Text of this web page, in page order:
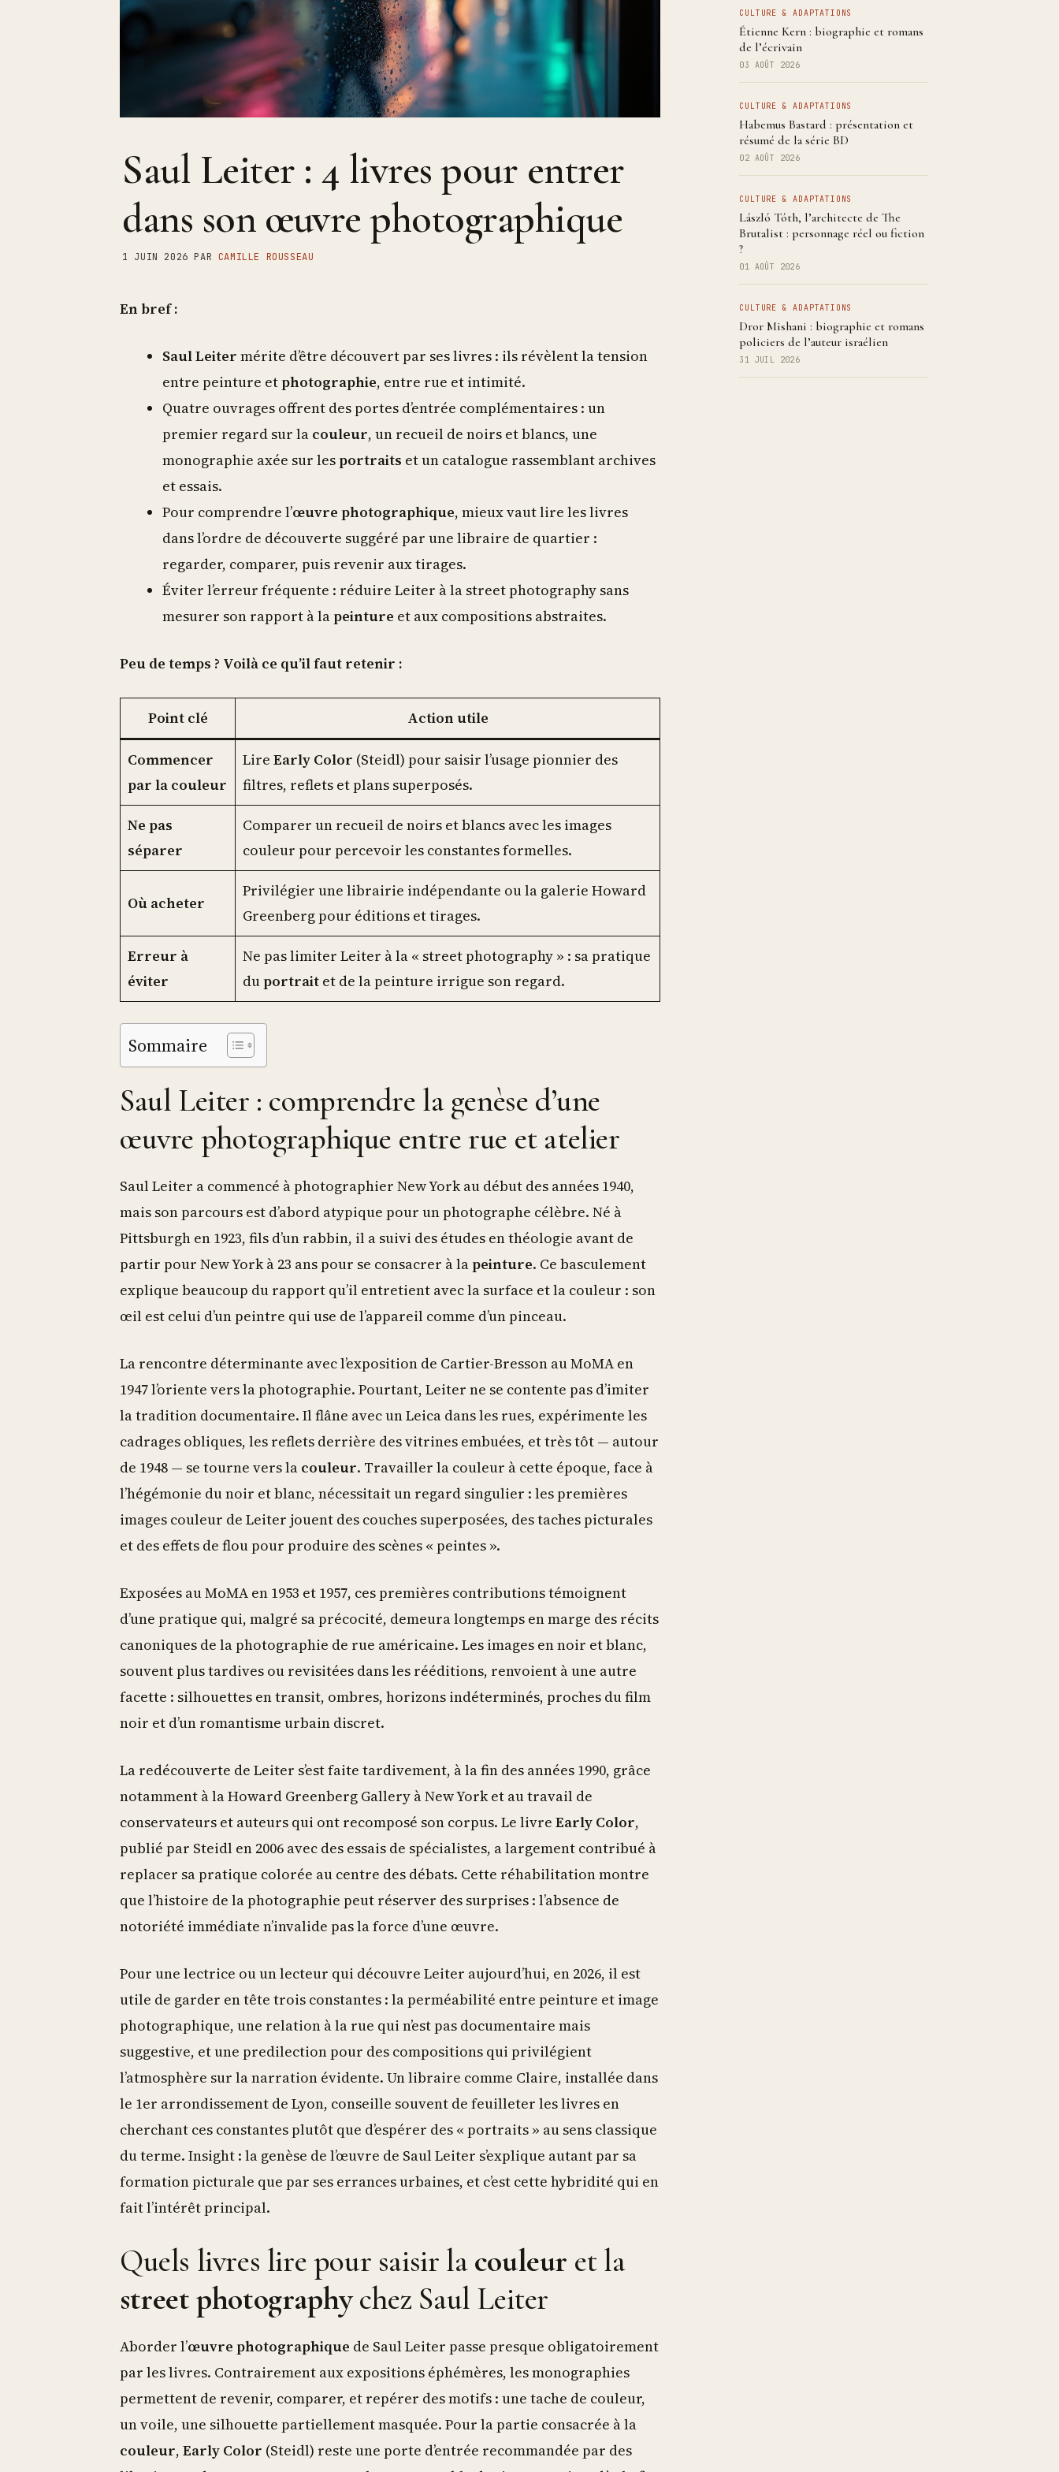
Saul Leiter : 4 livres pour entrer
dans son œuvre photographique
1 JUIN 2026 PAR CAMILLE ROUSSEAU
En bref :
Saul Leiter mérite d’être découvert par ses livres : ils révèlent la tension
entre peinture etphotographie, entre rue et intimité.
Quatre ouvrages offrent des portes d’entrée complémentaires : un
premier regard sur la couleur, un recueil de noirs et blancs, une
monographie axée sur lesportraits et un catalogue rassemblant archives
et essais.
Pour comprendre l’œuvre photographique, mieux vaut lire les livres
dans l’ordre de découverte suggéré par une libraire de quartier :
regarder, comparer, puis revenir aux tirages.
Éviter l’erreur fréquente : réduire Leiter à la street photography sans
mesurer son rapport à lapeinture et aux compositions abstraites.
Peu de temps ? Voilà ce qu’il faut retenir :
Point clé Action utile
Commencer
par la couleur
Lire Early Color (Steidl) pour saisir l’usage pionnier des
filtres, reflets et plans superposés.
Ne pas
séparer
Comparer un recueil de noirs et blancs avec les images
couleur pour percevoir les constantes formelles.
Où acheter
Privilégier une librairie indépendante ou la galerie Howard
Greenberg pour éditions et tirages.
Erreur à
éviter
Ne pas limiter Leiter à la « street photography » : sa pratique
duportrait et de la peinture irrigue son regard.
Sommaire
Saul Leiter : comprendre la genèse d’une
œuvre photographique entre rue et atelier
Saul Leiter a commencé à photographier New York au début des années 1940,
mais son parcours est d’abord atypique pour un photographe célèbre. Né à
Pittsburgh en 1923, fils d’un rabbin, il a suivi des études en théologie avant de
partir pour New York à 23 ans pour se consacrer à lapeinture. Ce basculement
explique beaucoup du rapport qu’il entretient avec la surface et la couleur : son
œil est celui d’un peintre qui use de l’appareil comme d’un pinceau.
La rencontre déterminante avec l’exposition de Cartier-Bresson au MoMA en
1947 l’oriente vers la photographie. Pourtant, Leiter ne se contente pas d’imiter
la tradition documentaire. Il flâne avec un Leica dans les rues, expérimente les
cadrages obliques, les reflets derrière des vitrines embuées, et très tôt — autour
de 1948 — se tourne vers la couleur. Travailler la couleur à cette époque, face à
l’hégémonie du noir et blanc, nécessitait un regard singulier : les premières
images couleur de Leiter jouent des couches superposées, des taches picturales
et des effets de flou pour produire des scènes « peintes ».
Exposées au MoMA en 1953 et 1957, ces premières contributions témoignent
d’une pratique qui, malgré sa précocité, demeura longtemps en marge des récits
canoniques de la photographie de rue américaine. Les images en noir et blanc,
souvent plus tardives ou revisitées dans les rééditions, renvoient à une autre
facette : silhouettes en transit, ombres, horizons indéterminés, proches du film
noir et d’un romantisme urbain discret.
La redécouverte de Leiter s’est faite tardivement, à la fin des années 1990, grâce
notamment à la Howard Greenberg Gallery à New York et au travail de
conservateurs et auteurs qui ont recomposé son corpus. Le livre Early Color,
publié par Steidl en 2006 avec des essais de spécialistes, a largement contribué à
replacer sa pratique colorée au centre des débats. Cette réhabilitation montre
que l’histoire de la photographie peut réserver des surprises : l’absence de
notoriété immédiate n’invalide pas la force d’une œuvre.
Pour une lectrice ou un lecteur qui découvre Leiter aujourd’hui, en 2026, il est
utile de garder en tête trois constantes : la perméabilité entre peinture et image
photographique, une relation à la rue qui n’est pas documentaire mais
suggestive, et une predilection pour des compositions qui privilégient
l’atmosphère sur la narration évidente. Un libraire comme Claire, installée dans
le 1er arrondissement de Lyon, conseille souvent de feuilleter les livres en
cherchant ces constantes plutôt que d’espérer des « portraits » au sens classique
du terme. Insight : la genèse de l’œuvre de Saul Leiter s’explique autant par sa
formation picturale que par ses errances urbaines, et c’est cette hybridité qui en
fait l’intérêt principal.
Quels livres lire pour saisir lacouleur et la
street photographychez Saul Leiter
Aborder l’œuvre photographique de Saul Leiter passe presque obligatoirement
par les livres. Contrairement aux expositions éphémères, les monographies
permettent de revenir, comparer, et repérer des motifs : une tache de couleur,
un voile, une silhouette partiellement masquée. Pour la partie consacrée à la
couleur, Early Color (Steidl) reste une porte d’entrée recommandée par des
CULTURE & ADAPTATIONS
Étienne Kern : biographie et romans
de l’écrivain
03 AOÛT 2026
CULTURE & ADAPTATIONS
Habemus Bastard : présentation et
résumé de la série BD
02 AOÛT 2026
CULTURE & ADAPTATIONS
László Tóth, l’architecte de The
Brutalist : personnage réel ou fiction
?
01 AOÛT 2026
CULTURE & ADAPTATIONS
Dror Mishani : biographie et romans
policiers de l’auteur israélien
31 JUIL 2026